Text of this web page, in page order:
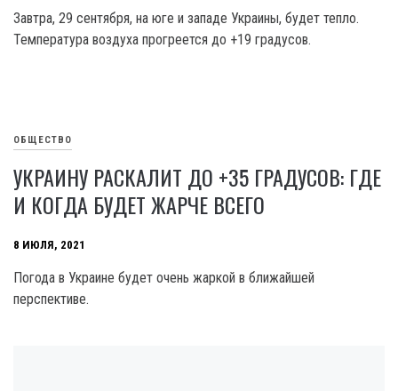
Завтра, 29 сентября, на юге и западе Украины, будет тепло.
Температура воздуха прогреется до +19 градусов.
ОБЩЕСТВО
УКРАИНУ РАСКАЛИТ ДО +35 ГРАДУСОВ: ГДЕ
И КОГДА БУДЕТ ЖАРЧЕ ВСЕГО
8 ИЮЛЯ, 2021
Погода в Украине будет очень жаркой в ближайшей
перспективе.